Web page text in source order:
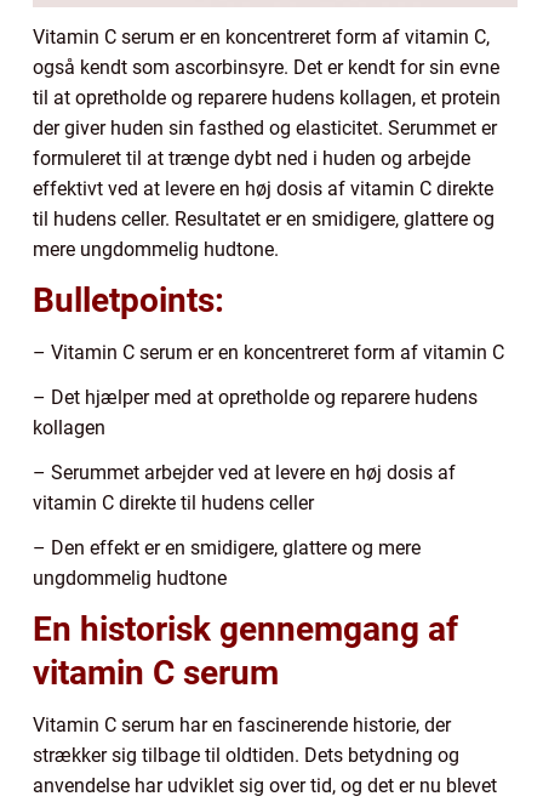
Vitamin C serum er en koncentreret form af vitamin C,
også kendt som ascorbinsyre. Det er kendt for sin evne
til at opretholde og reparere hudens kollagen, et protein
der giver huden sin fasthed og elasticitet. Serummet er
formuleret til at trænge dybt ned i huden og arbejde
effektivt ved at levere en høj dosis af vitamin C direkte
til hudens celler. Resultatet er en smidigere, glattere og
mere ungdommelig hudtone.
Bulletpoints:
– Vitamin C serum er en koncentreret form af vitamin C
– Det hjælper med at opretholde og reparere hudens
kollagen
– Serummet arbejder ved at levere en høj dosis af
vitamin C direkte til hudens celler
– Den effekt er en smidigere, glattere og mere
ungdommelig hudtone
En historisk gennemgang af
vitamin C serum
Vitamin C serum har en fascinerende historie, der
strækker sig tilbage til oldtiden. Dets betydning og
anvendelse har udviklet sig over tid, og det er nu blevet